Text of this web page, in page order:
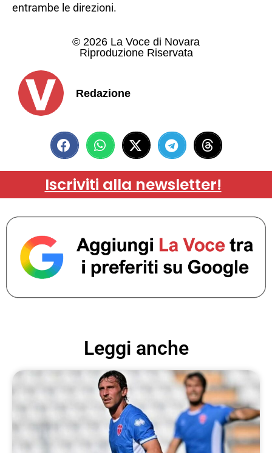
entrambe le direzioni.
© 2026 La Voce di Novara
Riproduzione Riservata
Redazione
Iscriviti alla newsletter!
Leggi anche